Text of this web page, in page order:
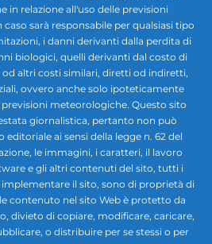
in relazione all'uso delle previsioni
sarà responsabile per qualsiasi tipo
i danni derivanti dalla perdita di
biologici, quelli derivanti dal costo di
altri costi similari, diretti od indiretti,
ovvero anche solo ipoteticamente
previsioni meteorologiche. Questo sito
giornalistica, pertanto non può
ai sensi della legge n. 62 del
le immagini, i caratteri, il lavoro
e gli altri contenuti del sito, tutti i
il sito, sono di proprietà di
contenuto nel sito Web è protetto da
divieto di copiare, modificare, caricare,
o distribuire per se stessi o per